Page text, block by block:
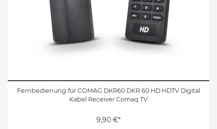
Fernbedienung für COMAG DKR60 DKR 60 HD HDTV Digital
Kabel Receiver Comaq TV
9,90 €*